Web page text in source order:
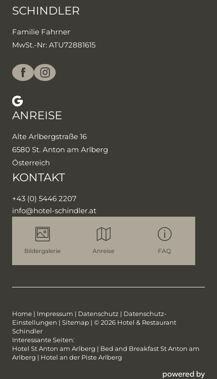
SCHINDLER
Familie Fahrner
MwSt.-Nr: ATU72881615
ANREISE
Alte Arlbergstraße 16
6580 St. Anton am Arlberg
Österreich
KONTAKT
+43 (0) 5446 2207
info@hotel-schindler.at
Bildergalerie Anreise FAQ
Home | Impressum | Datenschutz | Datenschutz-
Einstellungen | Sitemap | © 2026 Hotel & Restaurant
Schindler
Interessante Seiten:
Hotel St Anton am Arlberg | Bed and Breakfast St Anton am
Arlberg | Hotel an der Piste Arlberg